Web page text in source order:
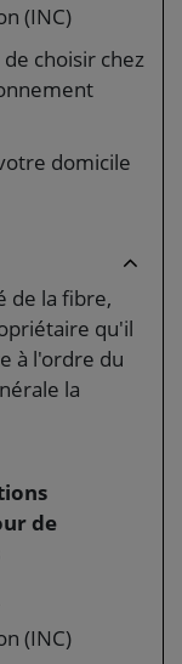
(INC)
choisir chez
domicile
de la fibre,
qu'il
à l'ordre du
la
de
(INC)